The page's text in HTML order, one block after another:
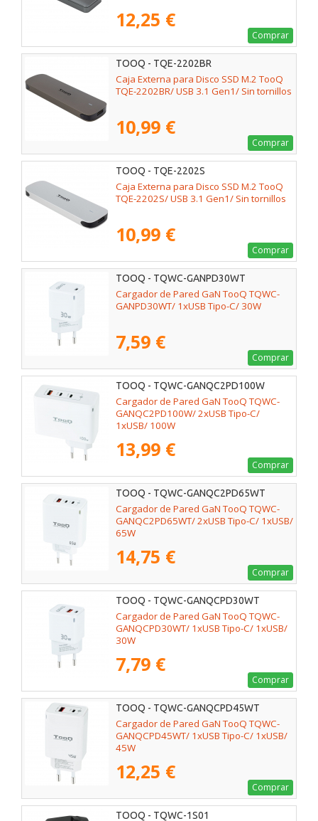
12,25 €
Comprar
TOOQ - TQE-2202BR
Caja Externa para Disco SSD M.2 TooQ
TQE-2202BR/ USB 3.1 Gen1/ Sin tornillos
10,99 €
Comprar
TOOQ - TQE-2202S
Caja Externa para Disco SSD M.2 TooQ
TQE-2202S/ USB 3.1 Gen1/ Sin tornillos
10,99 €
Comprar
TOOQ - TQWC-GANPD30WT
Cargador de Pared GaN TooQ TQWC-
GANPD30WT/ 1xUSB Tipo-C/ 30W
7,59 €
Comprar
TOOQ - TQWC-GANQC2PD100W
Cargador de Pared GaN TooQ TQWC-
GANQC2PD100W/ 2xUSB Tipo-C/
1xUSB/ 100W
13,99 €
Comprar
TOOQ - TQWC-GANQC2PD65WT
Cargador de Pared GaN TooQ TQWC-
GANQC2PD65WT/ 2xUSB Tipo-C/ 1xUSB/
65W
14,75 €
Comprar
TOOQ - TQWC-GANQCPD30WT
Cargador de Pared GaN TooQ TQWC-
GANQCPD30WT/ 1xUSB Tipo-C/ 1xUSB/
30W
7,79 €
Comprar
TOOQ - TQWC-GANQCPD45WT
Cargador de Pared GaN TooQ TQWC-
GANQCPD45WT/ 1xUSB Tipo-C/ 1xUSB/
45W
12,25 €
Comprar
TOOQ - TQWC-1S01